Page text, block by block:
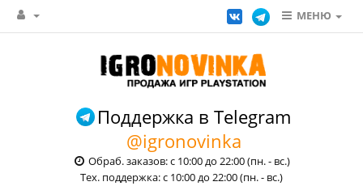
МЕНЮ
Поддержка в Telegram
@igronovinka
Обраб. заказов: с 10:00 до 22:00 (пн. - вс.)
Тех. поддержка: с 10:00 до 22:00 (пн. - вс.)